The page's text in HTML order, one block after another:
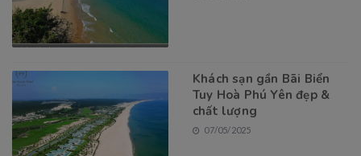
Khách sạn gần Bãi Biển
Tuy Hoà Phú Yên đẹp &
chất lượng
07/05/2025